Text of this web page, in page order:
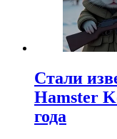
Стали
Hamster
года